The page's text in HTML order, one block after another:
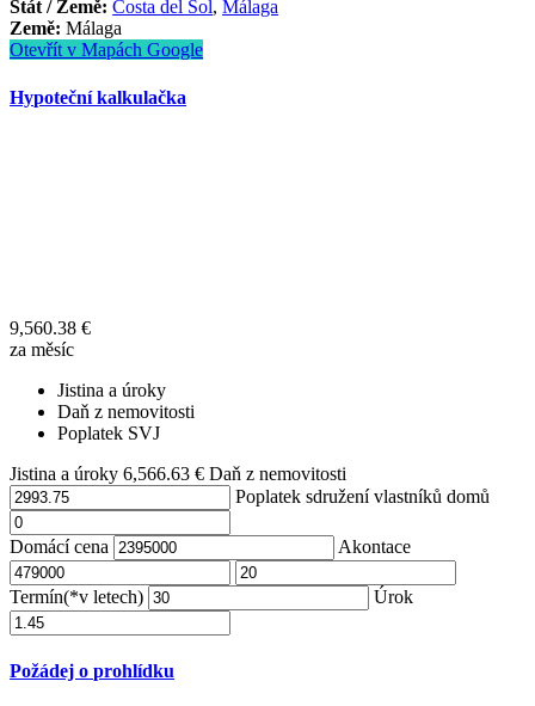
Stát / Země: Costa del Sol,Málaga
Země: Málaga
Otevřít v Mapách Google
Hypoteční kalkulačka
9,560.38 €
za měsíc
Jistina a úroky
Daň z nemovitosti
Poplatek SVJ
Jistina a úroky 6,566.63 €Daň z nemovitosti
Poplatek sdružení vlastníků domů
Domácí cena Akontace
Termín(*v letech) Úrok
Požádej o prohlídku